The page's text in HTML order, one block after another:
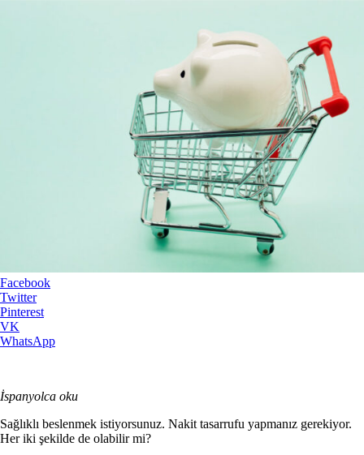
Facebook
Twitter
Pinterest
VK
WhatsApp
İspanyolca oku
Sağlıklı beslenmek istiyorsunuz. Nakit tasarrufu yapmanız gerekiyor.
Her iki şekilde de olabilir mi?